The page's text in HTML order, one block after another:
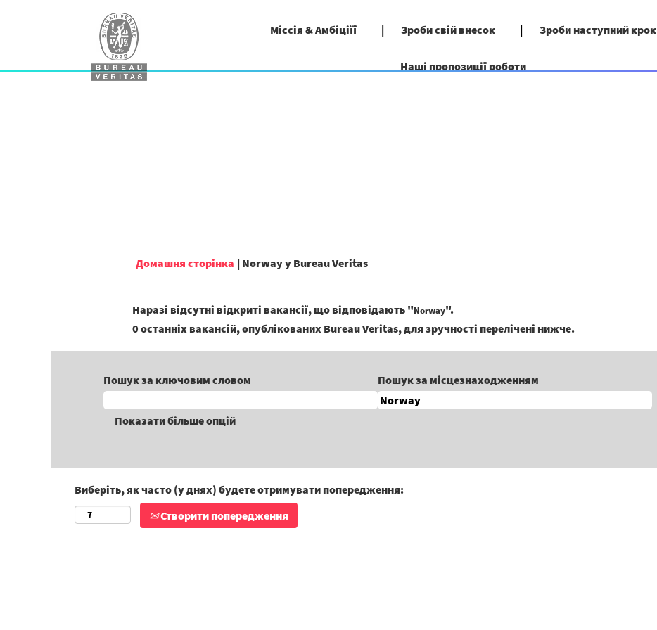
Міссія & Амбіціїї Зроби свій внесок Зроби наступний крок
Наші пропозиції роботи
Домашня сторінка | Norway у Bureau Veritas(поточна
Наразі відсутні відкриті вакансії, що відповідають "Norway".
0 останніх вакансій, опублікованих Bureau Veritas, для зручності перелічені нижче.
Пошук за ключовим словом Пошук за місцезнаходженням
Показати більше опцій
Виберіть, як часто (у днях) будете отримувати попередження:
Створити попередження